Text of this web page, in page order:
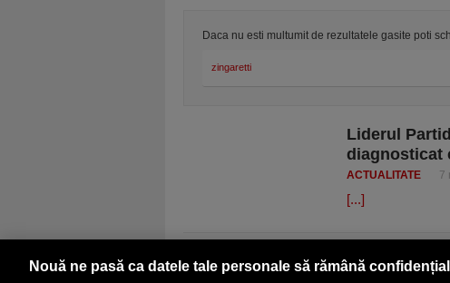
Daca nu esti multumit de rezultatele gasite poti
Liderul
diagnosticat
ACTUALITATE 7
[...]
Nouă ne pasă ca datele tale personale să rămână